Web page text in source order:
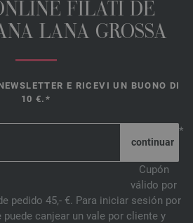
FILATI DE
LANA GROSSA
E RICEVI UN BUONO DI
10 €.*
*
Cupón
válido por
pedido 45,- €. Para iniciar sesión por
puede canjear un vale por cliente y